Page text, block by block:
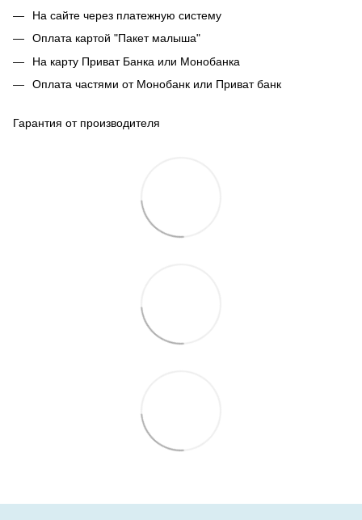
На сайте через платежную систему
Оплата картой "Пакет малыша"
На карту Приват Банка или Монобанка
Оплата частями от Монобанк или Приват банк
Гарантия от производителя